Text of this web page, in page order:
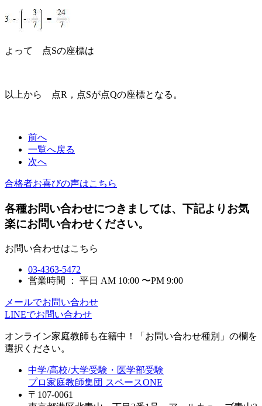
よって 点Sの座標は
以上から 点R，点Sが点Qの座標となる。
前へ
一覧へ戻る
次へ
合格者お喜びの声はこちら
各種お問い合わせにつきましては、下記よりお気
楽にお問い合わせください。
お問い合わせはこちら
03-4363-5472
営業時間 ： 平日 AM 10:00 〜PM 9:00
メールでお問い合わせ
LINEでお問い合わせ
オンライン家庭教師 も在籍中！「お問い合わせ種別」の欄を
選択ください。
中学/高校/大学受験・医学部受験
プロ家庭教師集団 スペースONE
〒107-0061